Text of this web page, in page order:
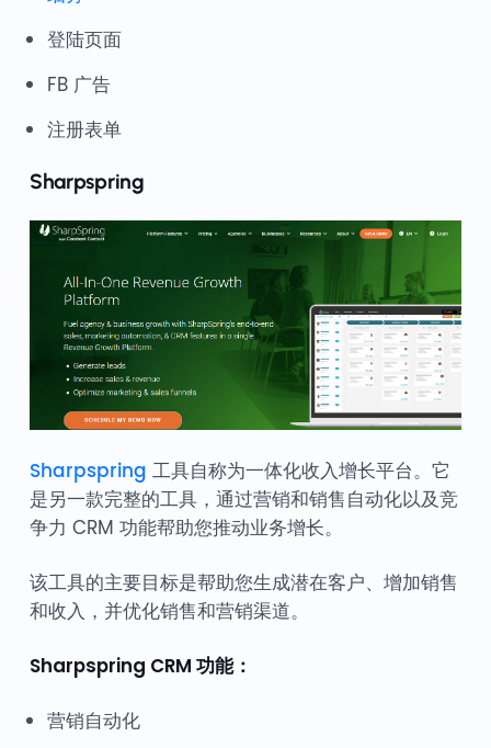
登陆页面
FB 广告
注册表单
Sharpspring
Sharpspring 工具自称为一体化收入增长平台。它
是另一款完整的工具，通过营销和销售自动化以及竞
争力 CRM 功能帮助您推动业务增长。
该工具的主要目标是帮助您生成潜在客户、增加销售
和收入，并优化销售和营销渠道。
Sharpspring CRM 功能：
营销自动化